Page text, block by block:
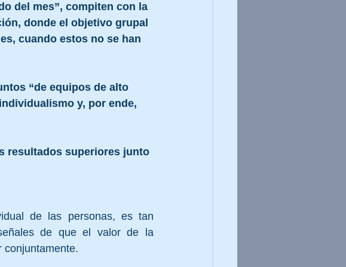
del mes”, compiten con la
donde el objetivo grupal
cuando estos no se han
“de equipos de alto
y, por ende,
resultados superiores junto
de las personas, es tan
de que el valor de la
conjuntamente.